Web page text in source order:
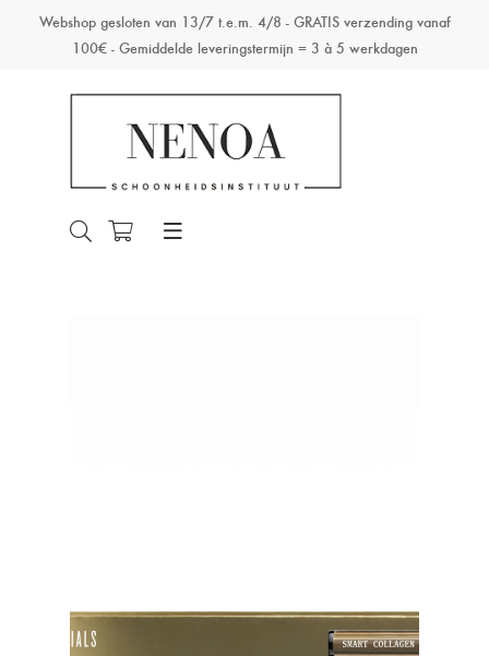
Webshop gesloten van 13/7 t.e.m. 4/8 - GRATIS verzending vanaf
100€ - Gemiddelde leveringstermijn = 3 à 5 werkdagen